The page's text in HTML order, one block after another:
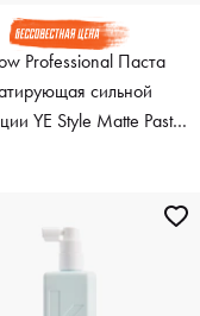
Professional Паста
сильной
YE Style Matte Paste,